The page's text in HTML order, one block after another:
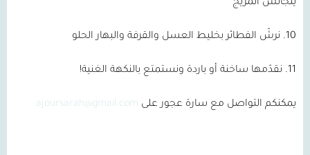
يتجانس المزيج
10. نرشّ الفطائر بخليط العسل والقرفة والبهار الحلو
11. نقدّمها ساخنة أو باردة ونستمتع بالنكهة الغنية!
يمكنكم التواصل مع سارة عجور على ajoursarah@gmail.com